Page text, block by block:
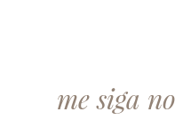
me siga no